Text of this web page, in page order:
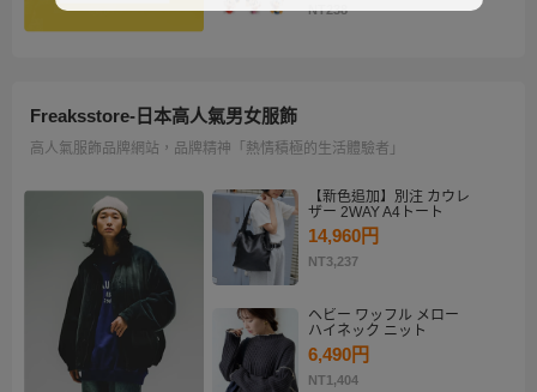
NT238
Freaksstore-日本高人氣男女服飾
高人氣服飾品牌網站，品牌精神「熱情積極的生活體驗者」
【新色追加】別注 カウレ
ザー 2WAY A4トート
14,960円
NT3,237
ヘビー ワッフル メロー
ハイネック ニット
6,490円
NT1,404